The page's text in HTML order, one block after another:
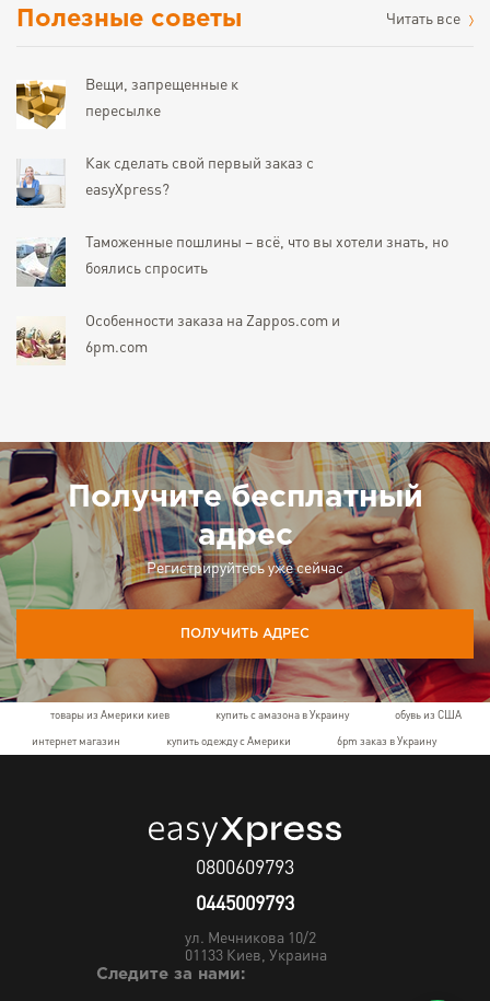
Полезные советы Читать все
Вещи, запрещенные к
пересылке
Как сделать свой первый заказ с
easyXpress?
Таможенные пошлины – всё, что вы хотели знать, но
боялись спросить
Особенности заказа на Zappos.com и
6pm.com
Получите бесплатный
адрес
Регистрируйтесь уже сейчас
ПОЛУЧИТЬ АДРЕС
товары из Америки киев купить с амазона в Украину обувь из США
интернет магазин купить одежду с Америки 6pm заказ в Украину
0800609793
0445009793
ул. Мечникова 10/2
01133 Киев, Украина
Следите за нами: